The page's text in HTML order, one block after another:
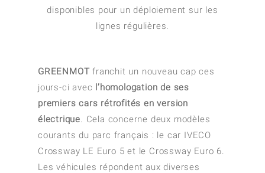
disponibles pour un déploiement sur les
lignes régulières.
GREENMOTfranchit un nouveau cap ces
jours-ci avec l’homologation de ses
premiers cars rétrofités en version
électrique. Cela concerne deux modèles
courants du parc français : le car IVECO
Crossway LE Euro 5 et le Crossway Euro 6.
Les véhicules répondent aux diverses